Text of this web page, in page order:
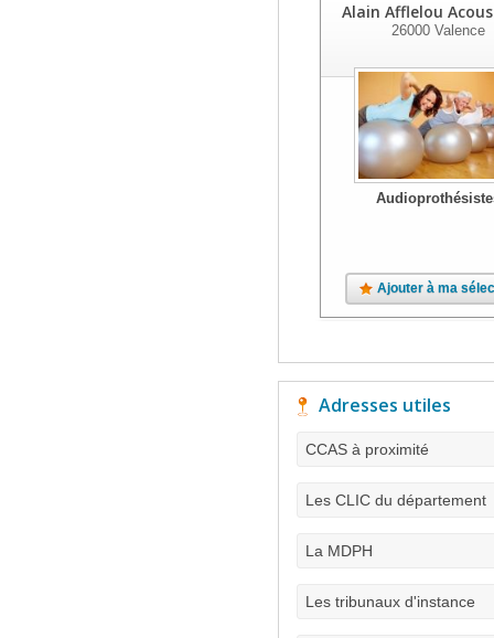
Alain Afflelou
26000 Valence
Ajouter à ma
Adresses utiles
CCAS à proximité
Les CLIC du département
La MDPH
Les tribunaux d'instance